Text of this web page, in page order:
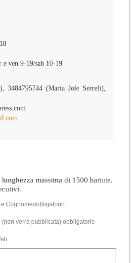
ven 9-19/sab 10-19
3484795744 (Maria Jole Serreli),
massima di 1500 battute.
e Cognomeobbligatorio
(non verrà pubblicata) obbligatorio